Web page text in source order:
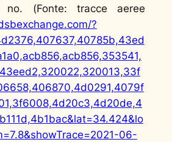
no. (Fonte: tracce aeree
?
06-